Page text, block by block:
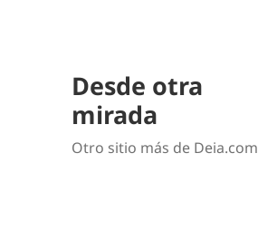
Desde otra
mirada
Otro sitio más de Deia.com